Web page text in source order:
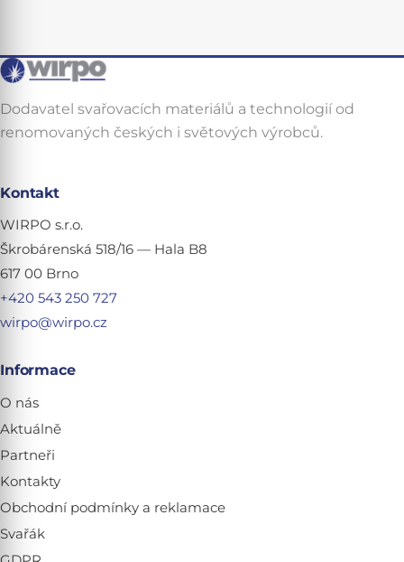
Dodavatel svařovacích materiálů a technologií od
renomovaných českých i světových výrobců.
Kontakt
WIRPO s.r.o.
Škrobárenská 518/16 — Hala B8
617 00 Brno
+420 543 250 727
wirpo@wirpo.cz
Informace
O nás
Aktuálně
Partneři
Kontakty
Obchodní podmínky a reklamace
Svařák